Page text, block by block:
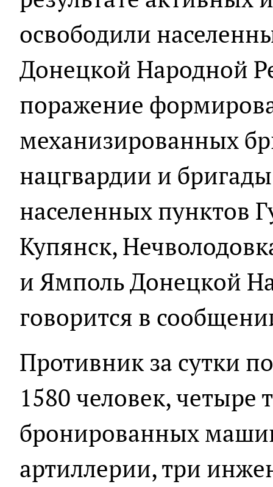
освободили
Донецкой Народной
поражение
механизированных
нацгвардии и
населенных пунктов
Купянск,
и Ямполь Донецкой
говорится в
Противник за сутки
1580 человек, четыре
бронированных
артиллерии, три